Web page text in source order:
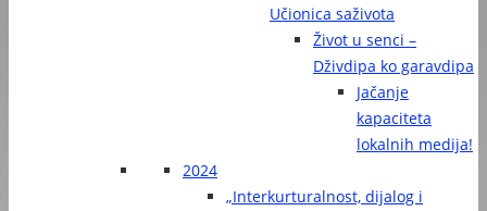
Učionica saživota
Život u senci –
Dživdipa ko garavdipa
Jačanje
kapaciteta
lokalnih medija!
2024
„Interkurturalnost, dijalog i